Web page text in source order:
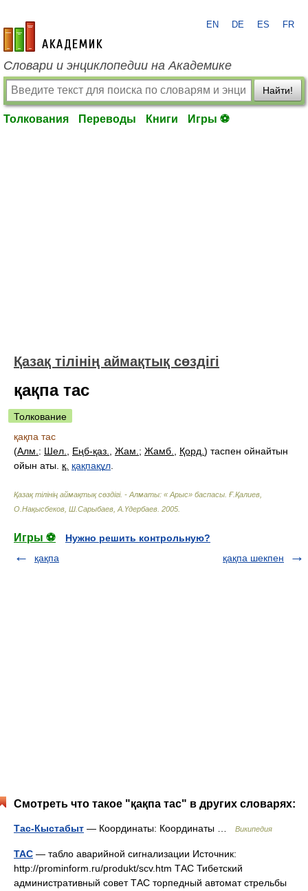
academic.ru
EN DE ES FR
Словари и энциклопедии на Академике
Найти!
Толкования Переводы Книги Игры ⚽
Қазақ тілінің аймақтық сөздігі
қақпа тас
Толкование
қақпа тас
(Алм. : Шел. Еңб-қаз. Жам. ; Жамб. Қорд. ) таспен ойнайтын
ойын аты. қ. қақпақұл
Қазақ тілінің аймақтық сөздігі. - Алматы: « Арыс» баспасы Ғ.Қалиев,
О.Нақысбеков, Ш.Сарыбаев, А.Үдербаев 2005
Игры ⚽
Нужно решить контрольную?
қақпа
қақпа шекпен
Смотреть что такое "қақпа тас" в других словарях:
Тас-Кыстабыт — Координаты: Координаты … Википедия
ТАС — табло аварийной сигнализации Источник:
http://prominform.ru/produkt/scv.htm ТАС Тибетский
административный совет ТАС торпедный автомат стрельбы